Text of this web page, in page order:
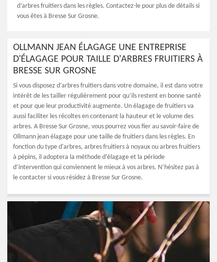
d’arbres fruitiers dans les règles. Contactez-le pour plus de détails si
vous êtes à Bresse Sur Grosne.
OLLMANN JEAN ÉLAGAGE UNE ENTREPRISE
D'ÉLAGAGE POUR TAILLE D'ARBRES FRUITIERS À
BRESSE SUR GROSNE
Si vous disposez d’arbres fruitiers dans votre domaine, il est dans votre
intérêt de les tailler régulièrement pour qu’ils restent en bonne santé
et pour que leur productivité augmente. Un élagage de fruitiers va
aussi faciliter les récoltes en contenant la hauteur et le volume des
arbres. A Bresse Sur Grosne, vous pourrez vous fier au savoir-faire de
Ollmann jean élagage pour une taille de fruitiers dans les règles. En
fonction du type d'arbres, arbres fruitiers à noyaux ou arbres fruitiers
à pépins, il adoptera la méthode d‘élagage et la période
d’intervention qui conviennent le mieux à vos arbres. N’hésitez pas à
le contacter si vous résidez à Bresse Sur Grosne.